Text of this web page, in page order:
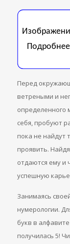
Перед
ветреными и
определенного
себя, пробуют
пока не найдут
проявить.
отдаются ему и
успешную
Занимаясь
нумерологии.
букв в
получилась 5!